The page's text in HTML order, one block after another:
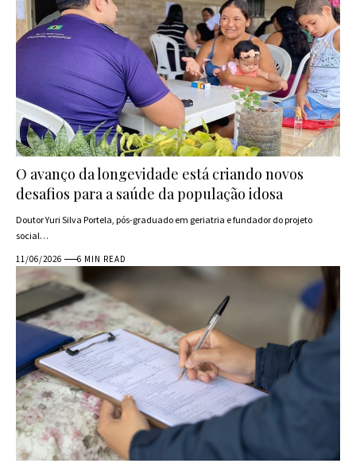
O avanço da longevidade está criando novos
desafios para a saúde da população idosa
Doutor Yuri Silva Portela, pós-graduado em geriatria e fundador do projeto
social…
11/06/2026 6 MIN READ